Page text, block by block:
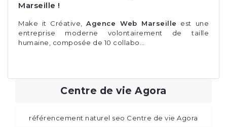
Marseille !
Make it Créative,Agence Web Marseille
est une
entreprise moderne volontairement de taille
humaine, composée de 10 collabo…
Centre de vie Agora
référencement naturel seo Centre de vie Agora